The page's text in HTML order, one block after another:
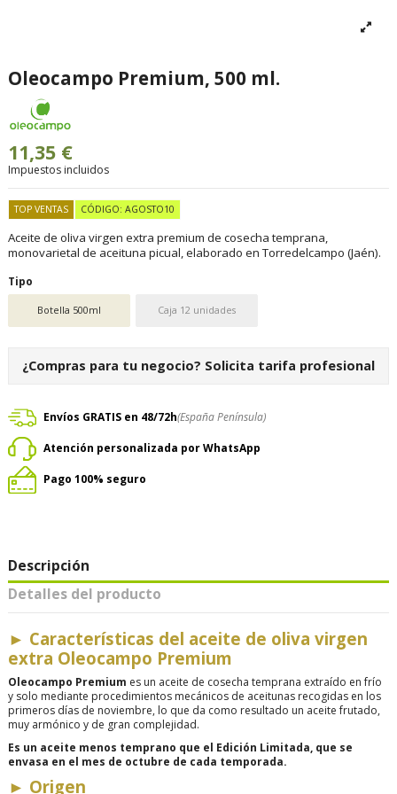
Oleocampo Premium, 500 ml.
11,35 €
Impuestos incluidos
TOP VENTAS CÓDIGO: AGOSTO10
Aceite de oliva virgen extra premium de cosecha temprana,
monovarietal de aceituna picual, elaborado en Torredelcampo (Jaén).
Tipo
Botella 500ml Caja 12 unidades
¿Compras para tu negocio? Solicita tarifa profesional
Envíos GRATIS en 48/72h(España Península)
Atención personalizada por WhatsApp
Pago 100% seguro
Descripción
Detalles del producto
► Características del aceite de oliva virgen
extra Oleocampo Premium
Oleocampo Premium es un aceite de cosecha temprana extraído en frío
y solo mediante procedimientos mecánicos de aceitunas recogidas en los
primeros días de noviembre, lo que da como resultado un aceite frutado,
muy armónico y de gran complejidad.
Es un aceite menos temprano que el Edición Limitada, que se
envasa en el mes de octubre de cada temporada.
► Origen